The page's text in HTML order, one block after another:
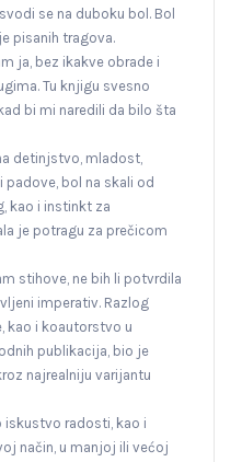
se na duboku bol. Bol
pisanih tragova.
ja, bez ikakve obrade i
Tu knjigu svesno
bi mi naredili da bilo šta
detinjstvo, mladost,
padove, bol na skali od
kao i instinkt za
je potragu za prečicom
stihove, ne bih li potvrdila
imperativ. Razlog
kao i koautorstvo u
publikacija, bio je
najrealniju varijantu
iskustvo radosti, kao i
način, u manjoj ili većoj